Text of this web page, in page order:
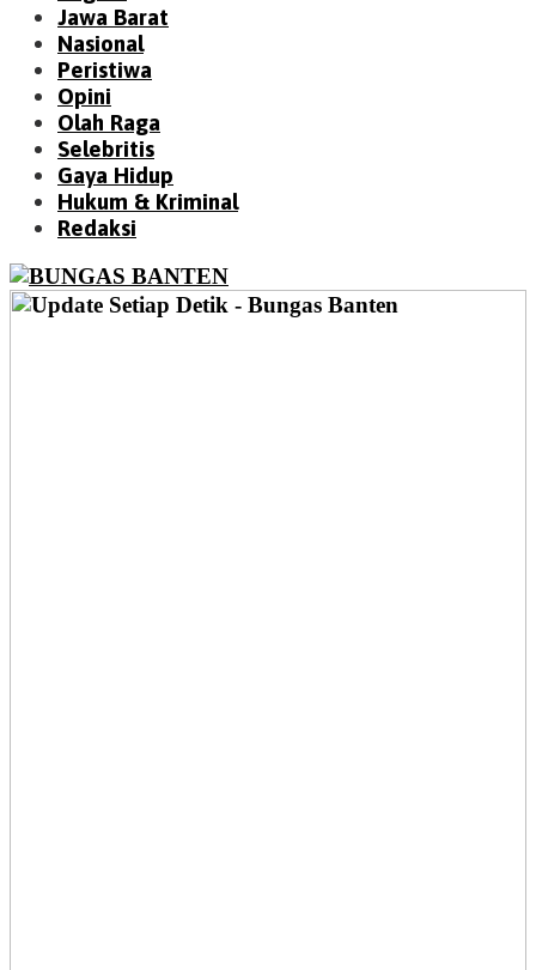
Jawa Barat
Nasional
Peristiwa
Opini
Olah Raga
Selebritis
Gaya Hidup
Hukum & Kriminal
Redaksi